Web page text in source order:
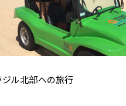
ジル北部への旅行